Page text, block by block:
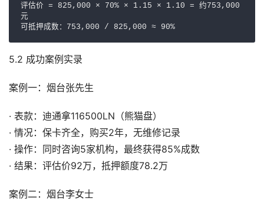
评估价 = 825,000 × 70% × 1.15 × 1.10 = 约753,000
元
可抵押成数：753,000 / 825,000 ≈ 90%
5.2 成功案例实录
案例一：烟台张先生
· 表款：迪通拿116500LN（熊猫盘）
· 情况：保卡齐全，购买2年，无维修记录
· 操作：同时咨询5家机构，最终获得85%成数
· 结果：评估价92万，抵押额度78.2万
案例二：烟台李女士